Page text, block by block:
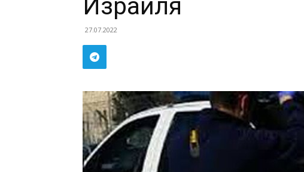
Израиля
27.07.2022